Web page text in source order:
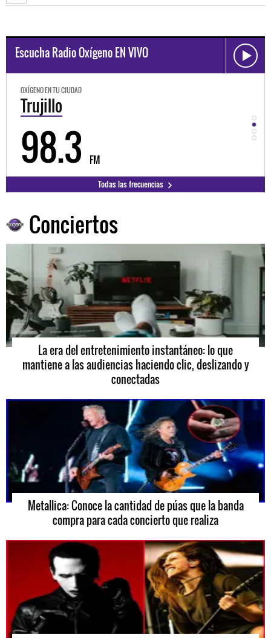
Escucha Radio Oxígeno EN VIVO
OXÍGENO EN TU CIUDAD
Trujillo
98.3 FM
Todas las frecuencias
Conciertos
La era del entretenimiento instantáneo: lo que
mantiene a las audiencias haciendo clic, deslizando y
conectadas
Metallica: Conoce la cantidad de púas que la banda
compra para cada concierto que realiza